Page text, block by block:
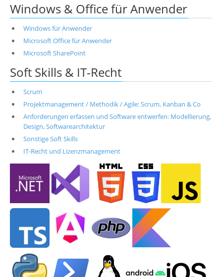
Windows & Office für Anwender
Windows für Anwender
Microsoft Office für Anwender
Microsoft SharePoint
Soft Skills & IT-Recht
Scrum
Projektmanagement / Methodik / Agile: Scrum, Kanban & Co
Anforderungen erfassen und Software entwerfen: Modellierung,
Design, Softwarearchitektur
Sonstige Soft Skills
IT-Recht und Lizenzmanagement